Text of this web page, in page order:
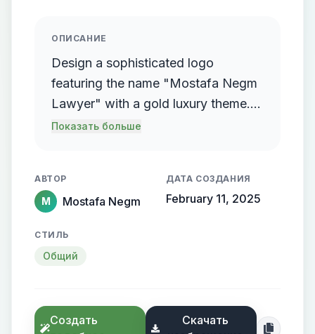
ОПИСАНИЕ
Design a sophisticated logo
featuring the name "Mostafa Negm
Lawyer" with a gold luxury theme.
The logo should incorporate a
protruding from the background,
creating a sense of motion and
Показать больше
АВТОР
M Mostafa Negm
ДАТА СОЗДАНИЯ
February 11, 2025
СТИЛЬ
Общий
Создать
Скачать